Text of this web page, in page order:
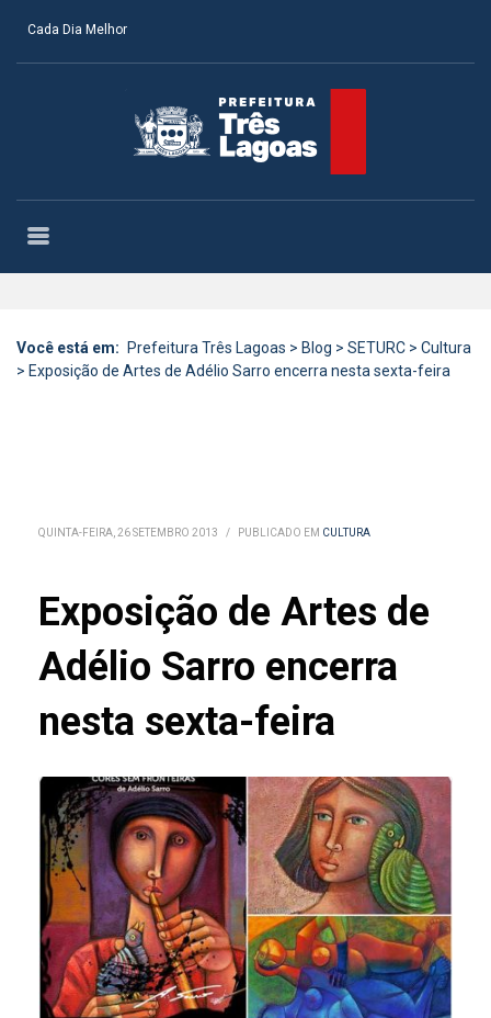
Cada Dia Melhor
Você está em: Prefeitura Três Lagoas > Blog > SETURC > Cultura
> Exposição de Artes de Adélio Sarro encerra nesta sexta-feira
QUINTA-FEIRA, 26 SETEMBRO 2013 / PUBLICADO EM CULTURA
Exposição de Artes de
Adélio Sarro encerra
nesta sexta-feira